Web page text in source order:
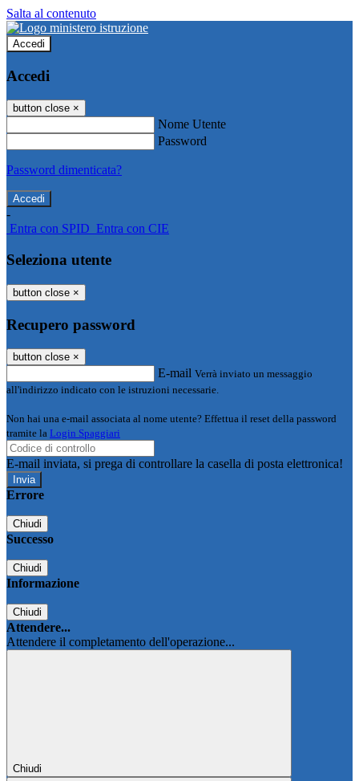
Salta al contenuto
Accedi
Accedi
button close ×
Nome Utente
Password
Password dimenticata?
-
Entra con SPID Entra con CIE
Seleziona utente
button close ×
Recupero password
button close ×
E-mail Verrà inviato un messaggio
all'indirizzo indicato con le istruzioni necessarie.
Non hai una e-mail associata al nome utente? Effettua il reset della password
tramite la Login Spaggiari
E-mail inviata, si prega di controllare la casella di posta elettronica!
Errore
Chiudi
Successo
Chiudi
Informazione
Chiudi
Attendere...
Attendere il completamento dell'operazione...
Chiudi